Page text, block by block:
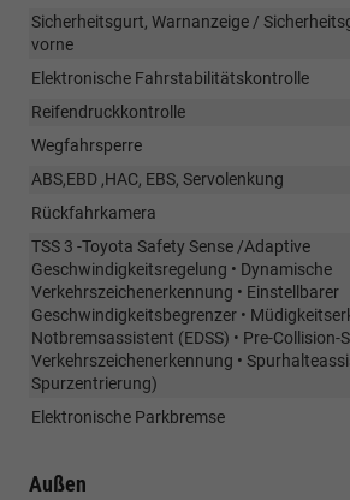
Sicherheitsgurt, Warnanzeige /
vorne
Elektronische Fahrstabilitätskontrolle
Reifendruckkontrolle
Wegfahrsperre
ABS,EBD ,HAC, EBS, Servolenkung
Rückfahrkamera
TSS 3 -Toyota Safety Sense /Adaptive
Geschwindigkeitsregelung • Dynamische
Verkehrszeichenerkennung • Einstellbarer
Geschwindigkeitsbegrenzer •
Notbremsassistent (EDSS) • Pre-Collision-
Verkehrszeichenerkennung •
Spurzentrierung)
Elektronische Parkbremse
Außen